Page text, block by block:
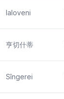
Ialoveni
亨切什蒂
Sîngerei